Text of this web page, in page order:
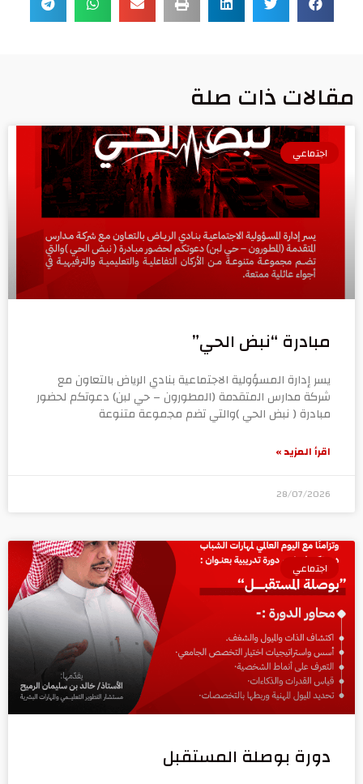
مقالات ذات صلة
اجتماعي
مبادرة “نبض الحي”
يسر إدارة المسؤولية الاجتماعية بنادي الرياض بالتعاون مع
شركة مدارس المتقدمة (المطورون – حي لبن) دعوتكم لحضور
مبادرة ( نبض الحي )والتي تضم مجموعة متنوعة
اقرأ المزيد »
28/07/2026
اجتماعي
دورة بوصلة المستقبل